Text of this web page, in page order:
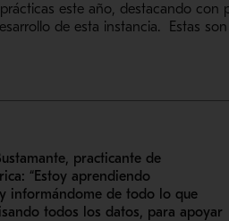
este año, destacando con
de esta instancia. Estas
practicante de
: “Estoy aprendiendo
informándome de todo lo que
todos los datos, para apoyar